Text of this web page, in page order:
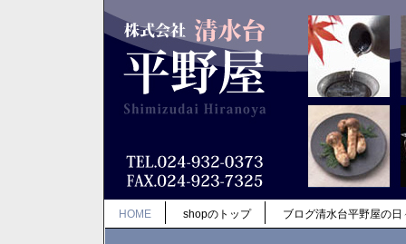
HOME shopのトップ ブログ清水台平野屋の日